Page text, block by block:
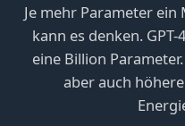
Je mehr Parameter
kann es denken.
eine Billion
aber auch